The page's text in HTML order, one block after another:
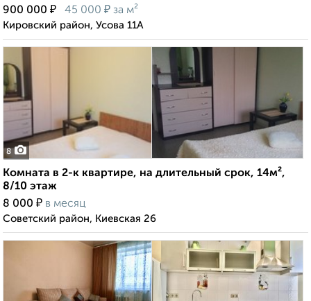
900 000 ₽ 45 000 ₽ за м²
Кировский район, Усова 11А
8
Комната в 2-к квартире, на длительный срок, 14м²,
8/10 этаж
8 000 ₽ в месяц
Советский район, Киевская 26